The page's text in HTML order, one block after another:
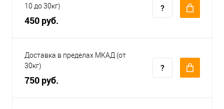
10 до 30кг)
450 руб.
Доставка в пределах МКАД (от
30кг)
750 руб.